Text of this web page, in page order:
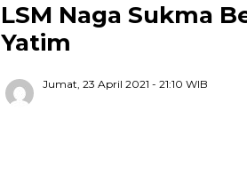
LSM Naga Sukma
Yatim
Jumat, 23 April 2021 - 21:10 WIB